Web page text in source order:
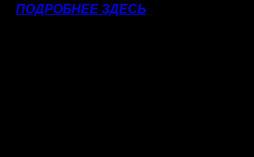
ПОДРОБНЕЕ ЗДЕСЬ